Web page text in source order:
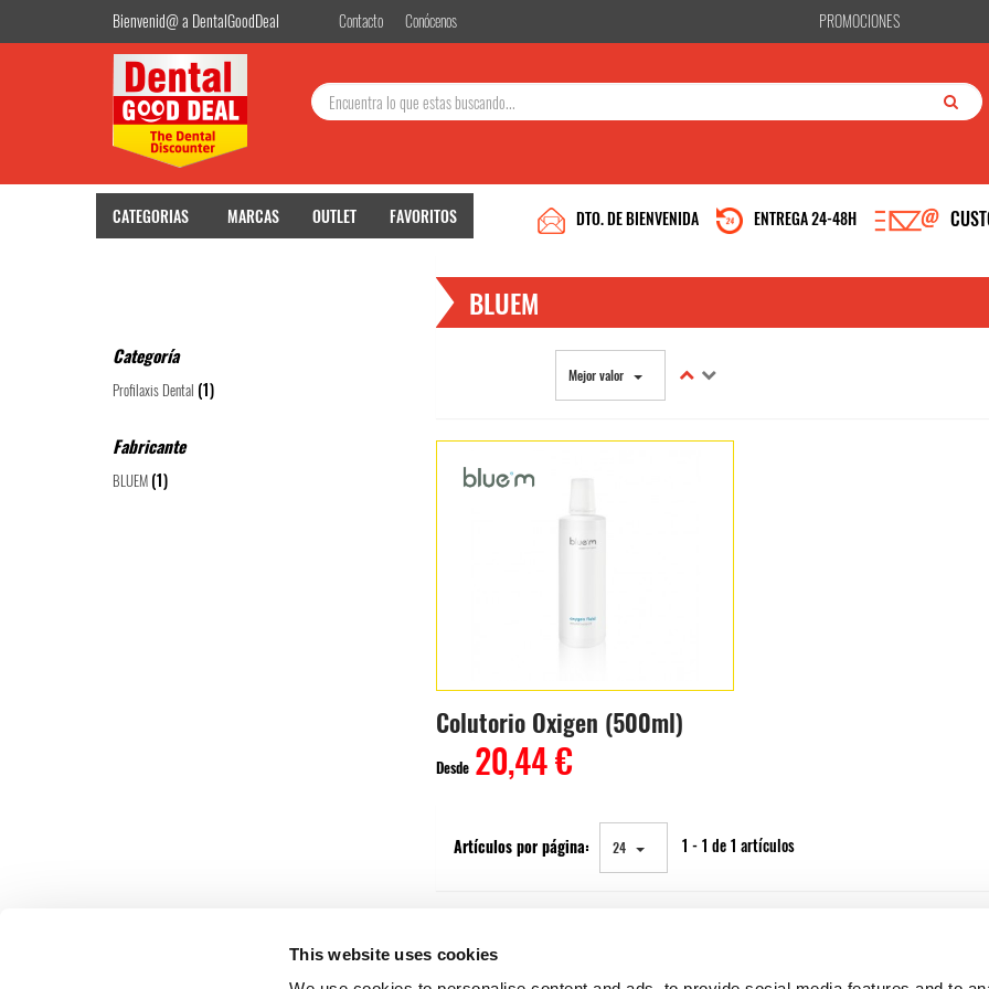
This website uses cookies
Bienvenid@ a DentalGoodDeal Contacto Conócenos PROMOCIONES
CATEGORIAS MARCAS OUTLET FAVORITOS ENTREGA 24-48H
DTO. DE BIENVENIDA
Categoría
Profilaxis Dental (1)
Fabricante
BLUEM (1)
BLUEM
Mejor valor
Colutorio Oxigen (500ml)
Desde 20,44 €
Artículos por página: 24 1 - 1 de 1 artículos
BIENVENIDO A DENTAL GOOD
Puede cambiar la configuración u obtener más información en